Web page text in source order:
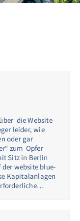
die Website
leider, wie
oder gar
zum Opfer
Sitz in Berlin
website blue-
Kapitalanlagen